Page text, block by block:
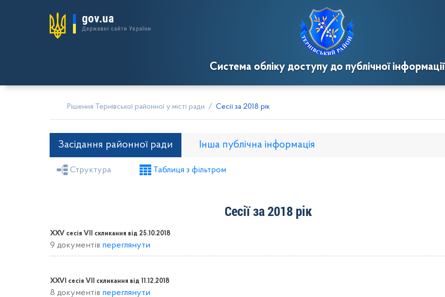
Система обліку доступу до публічної інформації
Рішення Тернівської районної у місті ради Сесії за 2018 рік
Засідання районної ради Інша публічна інформація
Засідання районної ради Рішення виконкому
Структура Таблиця з фільтром
Сесії за 2018 рік
XXV сесія VII скликання від 25.10.2018
9 документів переглянути
XXVІ сесія VII скликання від 11.12.2018
8 документів переглянути